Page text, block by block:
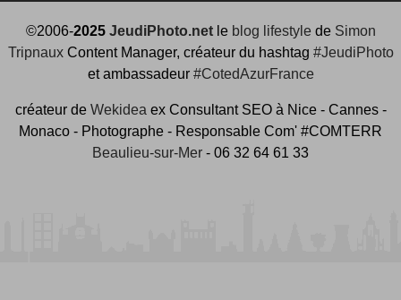
©2006-2025 JeudiPhoto.netle blog lifestylede Simon
TripnauxContent Manager, créateur du hashtag #JeudiPhoto
et ambassadeur #CotedAzurFrance
créateur de Wekidea ex Consultant SEO à Nice - Cannes -
Monaco - Photographe - Responsable Com' #COMTERR
Beaulieu-sur-Mer - 06 32 64 61 33